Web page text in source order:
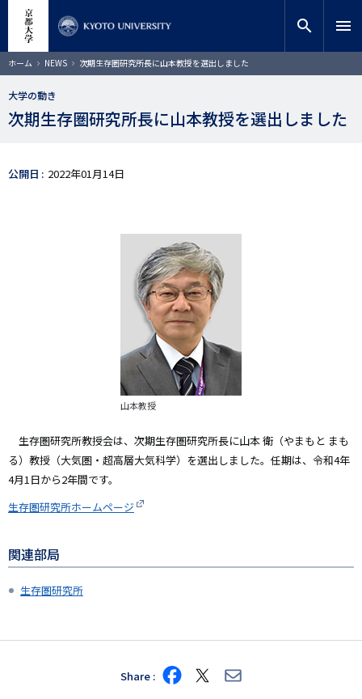
コ
ン
ン
ツ
動
サイト内検索 search menu
ホーム NEWS 次期生存圏研究所長に山本教授を選出しました
大学の動き
次期生存圏研究所長に山本教授を選出しました
公開日 2022年01月14日
山本教授
生存圏研究所教授会は、次期生存圏研究所長に山本 衛（やまもと まも
る）教授（大気圏・超高層大気科学）を選出しました。任期は、令和4年
4月1日から2年間です。
生存圏研究所ホームページ
関連部局
生存圏研究所
Share Share
on
Share
on
Share
via